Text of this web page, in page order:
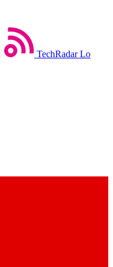
TechRadar Lo